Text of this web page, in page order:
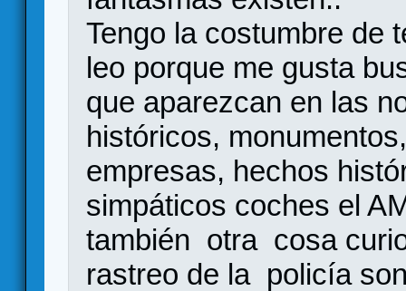
Tengo la costumbre de
leo porque me gusta
que aparezcan en las
históricos,
empresas, hechos
simpáticos coches el
también otra cosa
rastreo de la policía